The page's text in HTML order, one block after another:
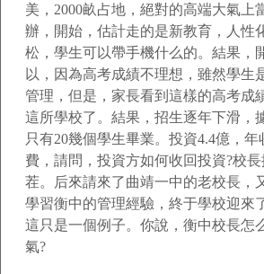
美，2000畝占地，絕對的高端大氣上
辦，開始，估計走的是新教育，人性
松，學生可以帶手機什么的。結果，
以，因為高考成績不理想，雖然學生
管理，但是，家長看到這樣的高考成
這所學校了。結果，招生逐年下滑，
只有20幾個學生畢業。投資4.4億，
費，請問，投資方如何收回投資?校
茬。后來請來了曲靖一中的老校長，
學習衡中的管理經驗，終于學校迎來
這只是一個例子。你說，衡中校長怎
氣?